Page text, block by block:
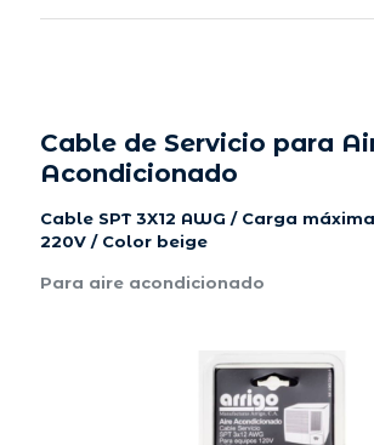
Cable de Servicio para
Acondicionado
Cable SPT 3X12 AWG / Carga
220V / Color beige
Para aire acondicionado